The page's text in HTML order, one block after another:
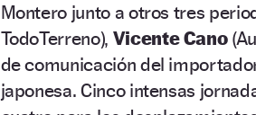
Montero junto a otros tres
TodoTerreno), Vicente Cano
de comunicación del
japonesa. Cinco intensas